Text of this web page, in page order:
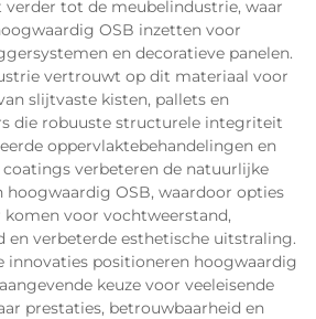
tot de meubelindustrie, waar
OSB inzetten voor
en decoratieve panelen.
vertrouwt op dit materiaal voor
slijtvaste kisten, pallets en
die robuuste structurele integriteit
oppervlaktebehandelingen en
coatings verbeteren de natuurlijke
hoogwaardig OSB, waardoor opties
komen voor vochtweerstand,
en verbeterde esthetische uitstraling.
innovaties positioneren hoogwaardig
keuze voor veeleisende
prestaties, betrouwbaarheid en